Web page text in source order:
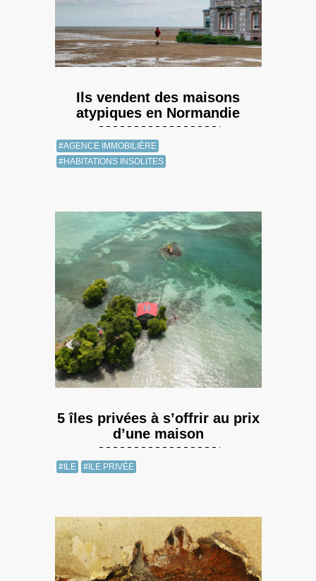
Ils vendent des maisons
atypiques en Normandie
#AGENCE IMMOBILIÈRE
#HABITATIONS INSOLITES
5 îles privées à s’offrir au prix
d’une maison
#ILE #ILE PRIVÉE